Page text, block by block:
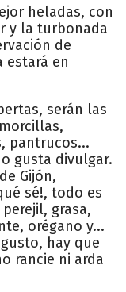
heladas, con
y la turbonada
de
estará en
serán las
pantrucos...
gusta divulgar.
Gijón,
sé!, todo es
grasa,
orégano y...
hay que
rancie ni arda